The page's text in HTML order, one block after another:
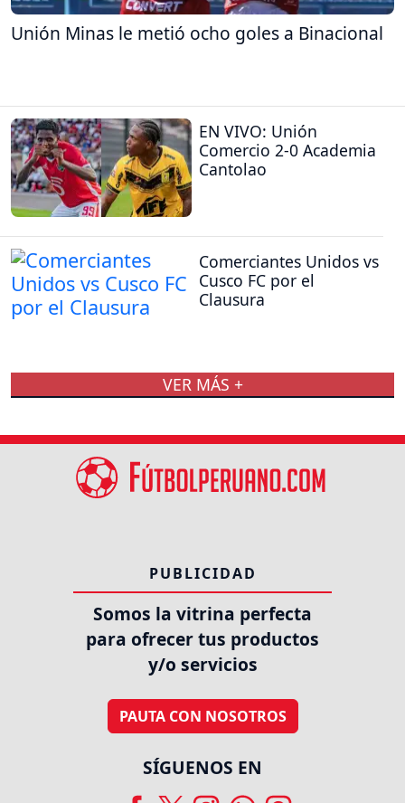
Unión Minas le metió ocho goles a Binacional
EN VIVO: Unión
Comercio 2-0 Academia
Cantolao
Comerciantes Unidos vs
Cusco FC por el
Clausura
VER MÁS +
PUBLICIDAD
Somos la vitrina perfecta
para ofrecer tus productos
y/o servicios
PAUTA CON NOSOTROS
SÍGUENOS EN